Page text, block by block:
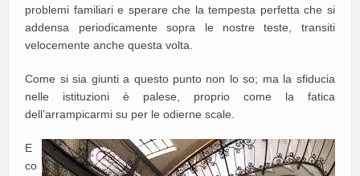
problemi familiari e sperare che la tempesta perfetta che si
addensa periodicamente sopra le nostre teste, transiti
velocemente anche questa volta.
Come si sia giunti a questo punto non lo so; ma la sfiducia
nelle istituzioni è palese, proprio come la fatica
dell’arrampicarmi su per le odierne scale.
E
co